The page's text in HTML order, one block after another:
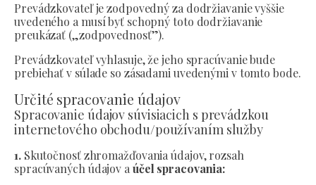
Prevádzkovateľ je zodpovedný za dodržiavanie vyššie
uvedeného a musí byť schopný toto dodržiavanie
preukázať („zodpovednosť”).
Prevádzkovateľ vyhlasuje, že jeho spracúvanie bude
prebiehať v súlade so zásadami uvedenými v tomto bode.
Určité spracovanie údajov
Spracovanie údajov súvisiacich s prevádzkou
internetového obchodu/používaním služby
1.Skutočnosť zhromažďovania údajov, rozsah
spracúvaných údajov a účel spracovania: